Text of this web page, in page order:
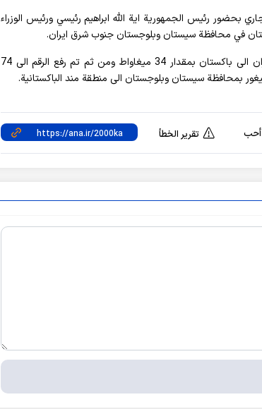
بحضور رئيس الجمهورية اية الله ابراهيم رئيسي ورئيس الوزراء
في محافظة سيستان وبلوجستان جنوب شرق ايران.
ووقعت طهران واسلام آباد في عام 2002 اول اتفاقية لتصدير الكهرباء من ايران الى باكستان بمقدار 34 ميغاواط ومن ثم تم رفع الرقم الى 74
أحب تقرير الخطأ